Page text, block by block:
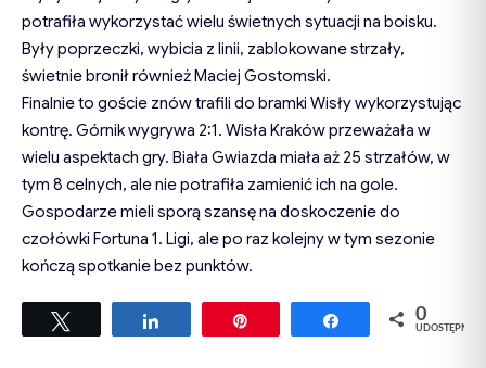
potrafiła wykorzystać wielu świetnych sytuacji na boisku.
Były poprzeczki, wybicia z linii, zablokowane strzały,
świetnie bronił również Maciej Gostomski.
Finalnie to goście znów trafili do bramki Wisły wykorzystując
kontrę. Górnik wygrywa 2:1. Wisła Kraków przeważała w
wielu aspektach gry. Biała Gwiazda miała aż 25 strzałów, w
tym 8 celnych, ale nie potrafiła zamienić ich na gole.
Gospodarze mieli sporą szansę na doskoczenie do
czołówki Fortuna 1. Ligi, ale po raz kolejny w tym sezonie
kończą spotkanie bez punktów.
Udostępnij Udostępnij
0
UDOSTĘPNIEŃ